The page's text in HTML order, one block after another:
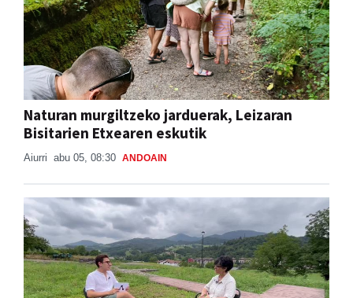
Naturan murgiltzeko jarduerak, Leizaran
Bisitarien Etxearen eskutik
Aiurri abu 05, 08:30 ANDOAIN